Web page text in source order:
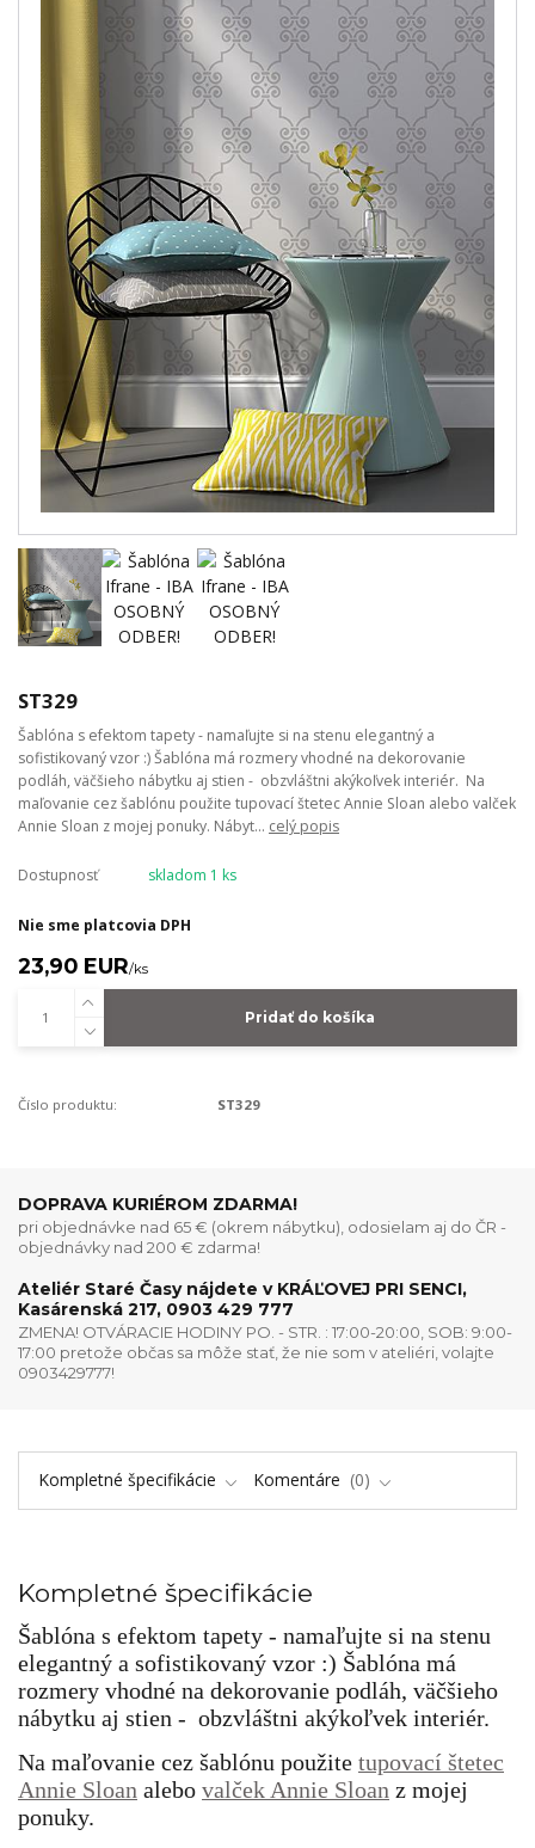
ST329
Šablóna s efektom tapety - namaľujte si na stenu elegantný a
sofistikovaný vzor :) Šablóna má rozmery vhodné na dekorovanie
podláh, väčšieho nábytku aj stien - obzvláštni akýkoľvek interiér. Na
maľovanie cez šablónu použite tupovací štetec Annie Sloan alebo valček
Annie Sloan z mojej ponuky. Nábyt... celý popis
Dostupnosť skladom 1 ks
Nie sme platcovia DPH
23,90 EUR/ks
Pridať do košíka
Číslo produktu: ST329
DOPRAVA KURIÉROM ZDARMA!
pri objednávke nad 65 € (okrem nábytku), odosielam aj do ČR -
objednávky nad 200 € zdarma!
Ateliér Staré Časy nájdete v KRÁĽOVEJ PRI SENCI,
Kasárenská 217, 0903 429 777
ZMENA! OTVÁRACIE HODINY PO. - STR. : 17:00-20:00, SOB: 9:00-
17:00 pretože občas sa môže stať, že nie som v ateliéri, volajte
0903429777!
Kompletné špecifikácie Komentáre 0
Kompletné špecifikácie
Šablóna s efektom tapety - namaľujte si na stenu
elegantný a sofistikovaný vzor :) Šablóna má
rozmery vhodné na dekorovanie podláh, väčšieho
nábytku aj stien - obzvláštni akýkoľvek interiér.
Na maľovanie cez šablónu použite tupovací štetec
Annie Sloan alebo valček Annie Sloan z mojej
ponuky.